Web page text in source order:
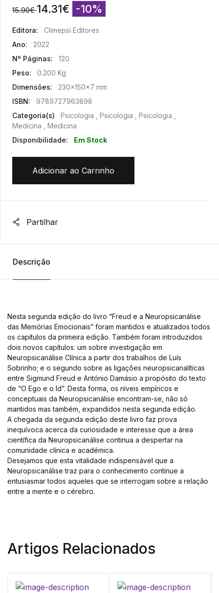
15.90€ 14.31€ -10%
Editora:
Climepsi Editores
Ano:
2022
Nº Páginas:
120
Peso:
0.200 Kg
Dimensões:
230x150x7 mm
ISBN:
9789727963898
Categoria(s)
Psicologia , Psicologia , Psicologia ,
Medicina , Medicina
Disponibilidade:
Em Stock
Adicionar ao Carrinho
Partilhar
Descrição
Nesta segunda edição do livro “Freud e a Neuropsicanálise
das Memórias Emocionais” foram mantidos e atualizados todos
os capítulos da primeira edição. Também foram introduzidos
dois novos capítulos: um sobre investigação em
Neuropsicanálise Clínica a partir dos trabalhos de Luís
Sobrinho; e o segundo sobre as ligações neuropsicanalíticas
entre Sigmund Freud e António Damásio a propósito do texto
de “O Ego e o Id”. Desta forma, os níveis empíricos e
conceptuais da Neuropsicanálise encontram-se, não só
mantidos mas também, expandidos nesta segunda edição.
A chegada da segunda edição deste livro faz prova
inequívoca acerca da curiosidade e interesse que a área
científica da Neuropsicanálise continua a despertar na
comunidade clínica e académica.
Desejamos que esta vitalidade indispensável que a
Neuropsicanálise traz para o conhecimento continue a
entusiasmar todos aqueles que se interrogam sobre a relação
entre a mente e o cérebro.
Artigos Relacionados